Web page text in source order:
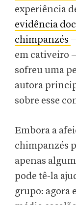
experiência
evidência
chimpanzés
em cativeiro
sofreu uma
autora
sobre esse
Embora a
chimpanzés
apenas
pode tê-la
grupo: agora